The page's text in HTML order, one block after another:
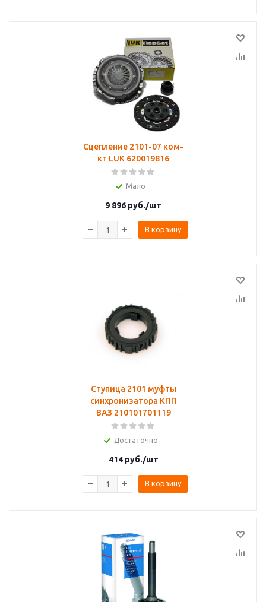
Сцепление 2101-07 ком-
кт LUK 620019816
Мало
9 896 руб./шт
В корзину
Ступица 2101 муфты
синхронизатора КПП
ВАЗ 210101701119
Достаточно
414руб./шт
В корзину